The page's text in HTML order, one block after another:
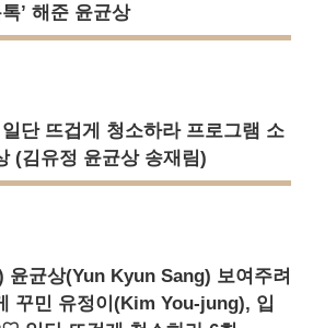
톡’ 해준 윤균상
단 뜨겁게 청소하라 프로그램 소
(김유정 윤균상 송재림)
균상(Yun Kyun Sang) 보여주려
꾸민 유정이(Kim You-jung), 입